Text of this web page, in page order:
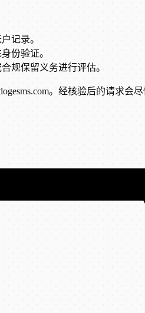
记录。
份验证。
规保留义务进行评估。
。经核验后的请求会尽